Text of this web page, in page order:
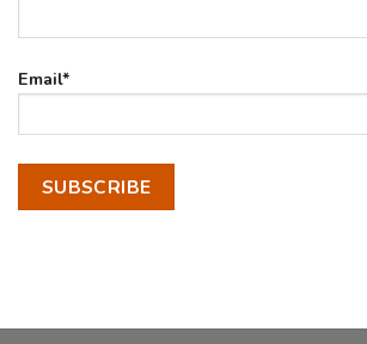
Email*